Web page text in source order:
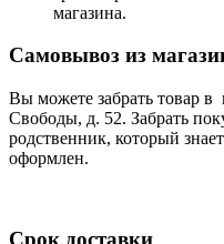
магазина.
Самовывоз из
Вы можете забрать товар в
Свободы, д. 52. Забрать
родственник, который
оформлен.
Срок доставки